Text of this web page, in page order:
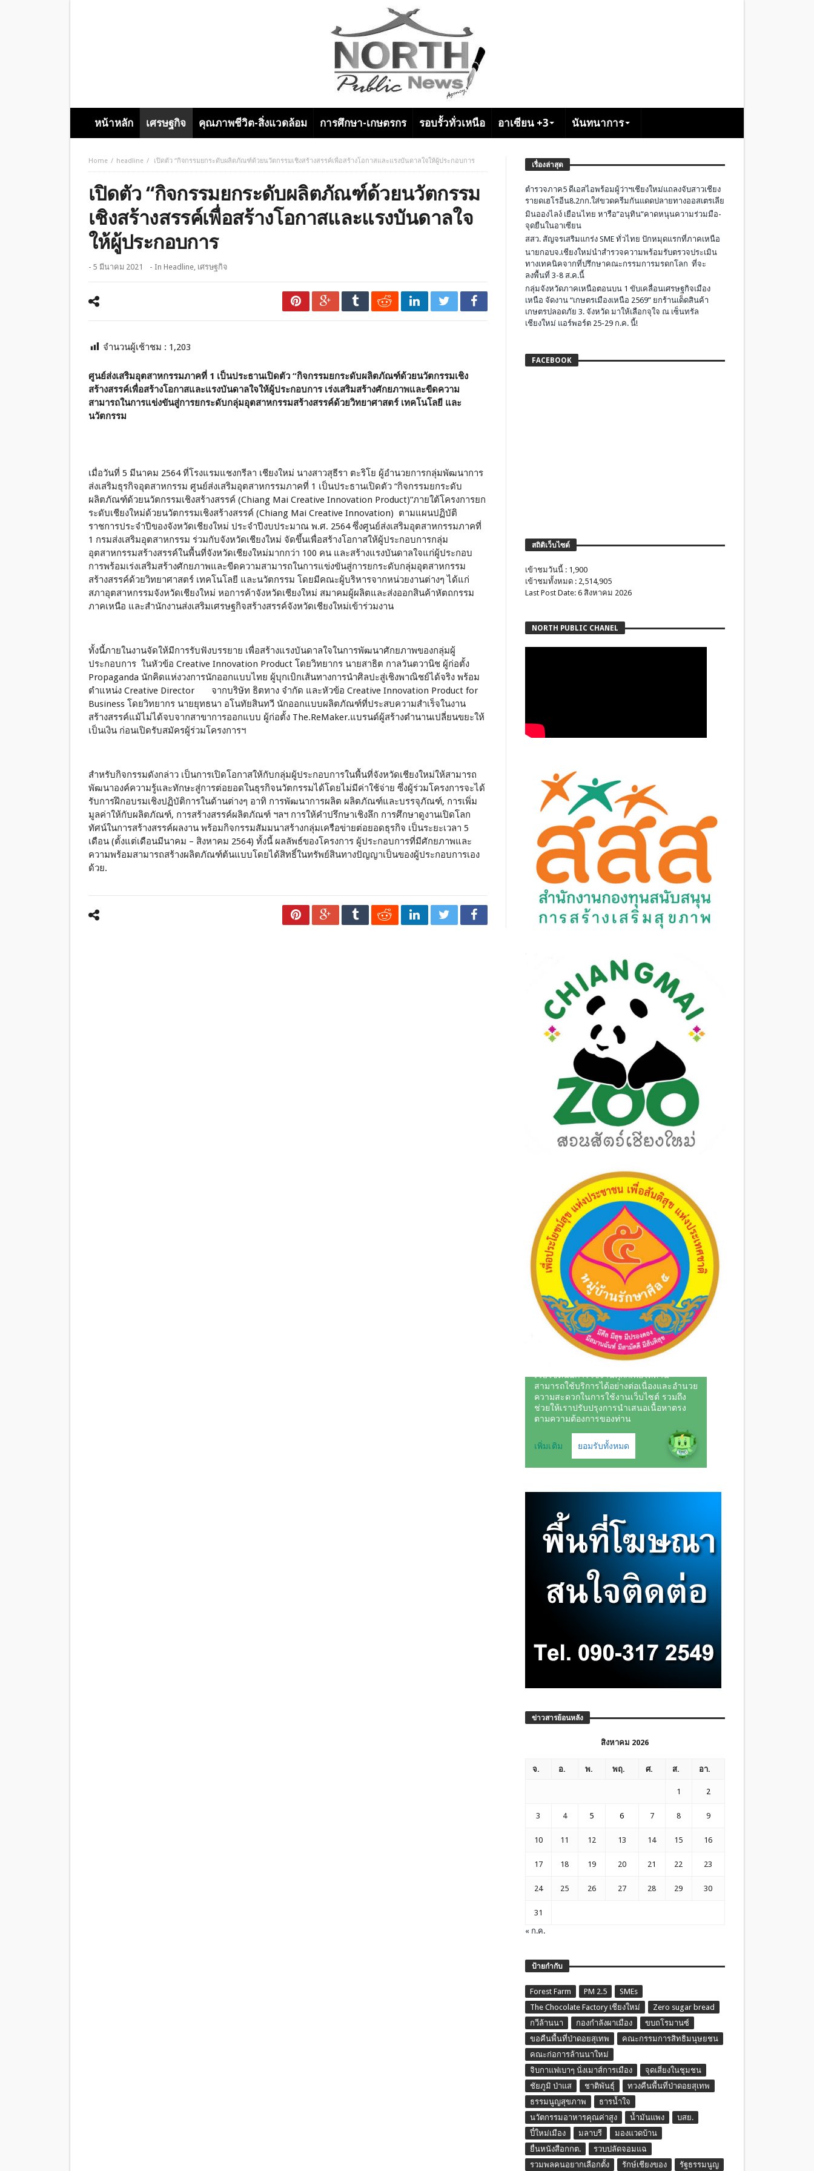
หน้าหลัก เศรษฐกิจ คุณภาพชีวิต-สิ่งแวดล้อม การศึกษา-เกษตรกร รอบรั้วทั่วเหนือ อาเซียน +3 นันทนาการ
Home headline เปิดตัว “กิจกรรมยกระดับผลิตภัณฑ์ด้วยนวัตกรรมเชิงสร้างสรรค์เพื่อสร้างโอกาสและแรงบันดาลใจให้ผู้ประกอบการ
เปิดตัว “กิจกรรมยกระดับผลิตภัณฑ์ด้วยนวัตกรรม
เชิงสร้างสรรค์เพื่อสร้างโอกาสและแรงบันดาลใจ
ให้ผู้ประกอบการ
- 5 มีนาคม 2021 - In Headline, เศรษฐกิจ
จำนวนผู้เช้าชม : 1,203
ศูนย์ส่งเสริมอุตสาหกรรมภาคที่ 1 เป็นประธานเปิดตัว “กิจกรรมยกระดับผลิตภัณฑ์ด้วยนวัตกรรมเชิง
สร้างสรรค์เพื่อสร้างโอกาสและแรงบันดาลใจให้ผู้ประกอบการ เร่งเสริมสร้างศักยภาพและขีดความ
สามารถในการแข่งขันสู่การยกระดับกลุ่มอุตสาหกรรมสร้างสรรค์ด้วยวิทยาศาสตร์ เทคโนโลยี และ
นวัตกรรม
เมื่อวันที่ 5 มีนาคม 2564 ที่โรงแรมแชงกรีลา เชียงใหม่ นางสาวสุธีรา ตะริโย ผู้อำนวยการกลุ่มพัฒนาการ
ส่งเสริมธุรกิจอุตสาหกรรม ศูนย์ส่งเสริมอุตสาหกรรมภาคที่ 1 เป็นประธานเปิดตัว “กิจกรรมยกระดับ
ผลิตภัณฑ์ด้วยนวัตกรรมเชิงสร้างสรรค์ (Chiang Mai Creative Innovation Product)”ภายใต้โครงการยก
ระดับเชียงใหม่ด้วยนวัตกรรมเชิงสร้างสรรค์ (Chiang Mai Creative Innovation) ตามแผนปฏิบัติ
ราชการประจำปีของจังหวัดเชียงใหม่ ประจำปีงบประมาณ พ.ศ. 2564 ซึ่งศูนย์ส่งเสริมอุตสาหกรรมภาคที่
1 กรมส่งเสริมอุตสาหกรรม ร่วมกับจังหวัดเชียงใหม่ จัดขึ้นเพื่อสร้างโอกาสให้ผู้ประกอบการกลุ่ม
อุตสาหกรรมสร้างสรรค์ในพื้นที่จังหวัดเชียงใหม่มากกว่า 100 คน และสร้างแรงบันดาลใจแก่ผู้ประกอบ
การพร้อมเร่งเสริมสร้างศักยภาพและขีดความสามารถในการแข่งขันสู่การยกระดับกลุ่มอุตสาหกรรม
สร้างสรรค์ด้วยวิทยาศาสตร์ เทคโนโลยี และนวัตกรรม โดยมีคณะผู้บริหารจากหน่วยงานต่างๆ ได้แก่
สภาอุตสาหกรรมจังหวัดเชียงใหม่ หอการค้าจังหวัดเชียงใหม่ สมาคมผู้ผลิตและส่งออกสินค้าหัตถกรรม
ภาคเหนือ และสำนักงานส่งเสริมเศรษฐกิจสร้างสรรค์จังหวัดเชียงใหม่เข้าร่วมงาน
ทั้งนี้ภายในงานจัดให้มีการรับฟังบรรยาย เพื่อสร้างแรงบันดาลใจในการพัฒนาศักยภาพของกลุ่มผู้
ประกอบการ ในหัวข้อ Creative Innovation Product โดยวิทยากร นายสาธิต กาลวันตวานิช ผู้ก่อตั้ง
Propaganda นักคิดแห่งวงการนักออกแบบไทย ผู้บุกเบิกเส้นทางการนำศิลปะสู่เชิงพาณิชย์ได้จริง พร้อม
ตำแหน่ง Creative Director จากบริษัท ธิตทาง จำกัด และหัวข้อ Creative Innovation Product for
Business โดยวิทยากร นายยุทธนา อโนทัยสินทวี นักออกแบบผลิตภัณฑ์ที่ประสบความสำเร็จในงาน
สร้างสรรค์แม้ไม่ได้จบจากสาขาการออกแบบ ผู้ก่อตั้ง The.ReMaker.แบรนด์ผู้สร้างตำนานเปลี่ยนขยะให้
เป็นเงิน ก่อนเปิดรับสมัครผู้ร่วมโครงการฯ
สำหรับกิจกรรมดังกล่าว เป็นการเปิดโอกาสให้กับกลุ่มผู้ประกอบการในพื้นที่จังหวัดเชียงใหม่ให้สามารถ
พัฒนาองค์ความรู้และทักษะสู่การต่อยอดในธุรกิจนวัตกรรมได้โดยไม่มีค่าใช้จ่าย ซึ่งผู้ร่วมโครงการจะได้
รับการฝึกอบรมเชิงปฏิบัติการในด้านต่างๆ อาทิ การพัฒนาการผลิต ผลิตภัณฑ์และบรรจุภัณฑ์, การเพิ่ม
มูลค่าให้กับผลิตภัณฑ์, การสร้างสรรค์ผลิตภัณฑ์ ฯลฯ การให้คำปรึกษาเชิงลึก การศึกษาดูงานเปิดโลก
ทัศน์ในการสร้างสรรค์ผลงาน พร้อมกิจกรรมสัมมนาสร้างกลุ่มเครือข่ายต่อยอดธุรกิจ เป็นระยะเวลา 5
เดือน (ตั้งแต่เดือนมีนาคม – สิงหาคม 2564) ทั้งนี้ ผลลัพธ์ของโครงการ ผู้ประกอบการที่มีศักยภาพและ
ความพร้อมสามารถสร้างผลิตภัณฑ์ต้นแบบโดยได้สิทธิ์ในทรัพย์สินทางปัญญาเป็นของผู้ประกอบการเอง
ด้วย.
เรื่องล่าสุด
ตำรวจภาค5 ดีเอสไอพร้อมผู้ว่าฯเชียงใหม่แถลงจับสาวเชียง
รายดเฮโรอีน8.2กก.ใส่ขวดครีมกันแดดปลายทางออสเตรเลีย
มินอองไลง์ เยือนไทย หารือ”อนุทิน”คาดหนุนความร่วมมือ-
จุดยืนในอาเซียน
สสว. สัญจรเสริมแกร่ง SME ทั่วไทย ปักหมุดแรกที่ภาคเหนือ
นายกอบจ.เชียงใหม่นำสำรวจความพร้อมรับตรวจประเมิน
ทางเทคนิคจากที่ปรึกษาคณะกรรมการมรดกโลก ที่จะ
ลงพื้นที่ 3-8 ส.ค.นี้
กลุ่มจังหวัดภาคเหนือตอนบน 1 ขับเคลื่อนเศรษฐกิจเมือง
เหนือ จัดงาน “เกษตรเมืองเหนือ 2569” ยกร้านเด็ดสินค้า
เกษตรปลอดภัย 3. จังหวัด มาให้เลือกจุใจ ณ เซ็นทรัล
เชียงใหม่ แอร์พอร์ต 25-29 ก.ค. นี้!
FACEBOOK
สถิติเว็บไซต์
เข้าชมวันนี้ : 1,900
เข้าชมทั้งหมด : 2,514,905
Last Post Date: 6 สิงหาคม 2026
NORTH PUBLIC CHANEL
ข่าวสารย้อนหลัง
สิงหาคม 2026
จ. อ. พ. พฤ. ศ. ส. อา.
1 2
3 4 5 6 7 8 9
10 11 12 13 14 15 16
17 18 19 20 21 22 23
24 25 26 27 28 29 30
31
« ก.ค.
ป้ายกำกับ
Forest Farm PM 2.5
SMEs
The Chocolate Factory เชียงใหม่
Zero sugar bread
กวีล้านนา
กองกำลังผาเมือง
ขบถโรมานซ์
ขอคืนพื้นที่ป่าดอยสุเทพ
คณะกรรมการสิทธิมนุษยชน
คณะก่อการล้านนาใหม่
จิบกาแฟเบาๆ นั่งเมาส์การเมือง
จุดเสี่ยงในชุมชน
ชัยภูมิ ป่าแส
ชาติพันธุ์
ทวงคืนพื้นที่ป่าดอยสุเทพ
ธรรมนูญสุขภาพ
ธารน้ำใจ
นวัตกรรมอาหารคุณค่าสูง
น้ำมันแพง
บสย.
ปี๋ใหม่เมือง
มลาบรี
มองแวดบ้าน
ยื่นหนังสือกกต.
รวบปลัดจอมแฉ
รวมพลคนอยากเลือกตั้ง
รักษ์เชียงของ รัฐธรรมนูญ